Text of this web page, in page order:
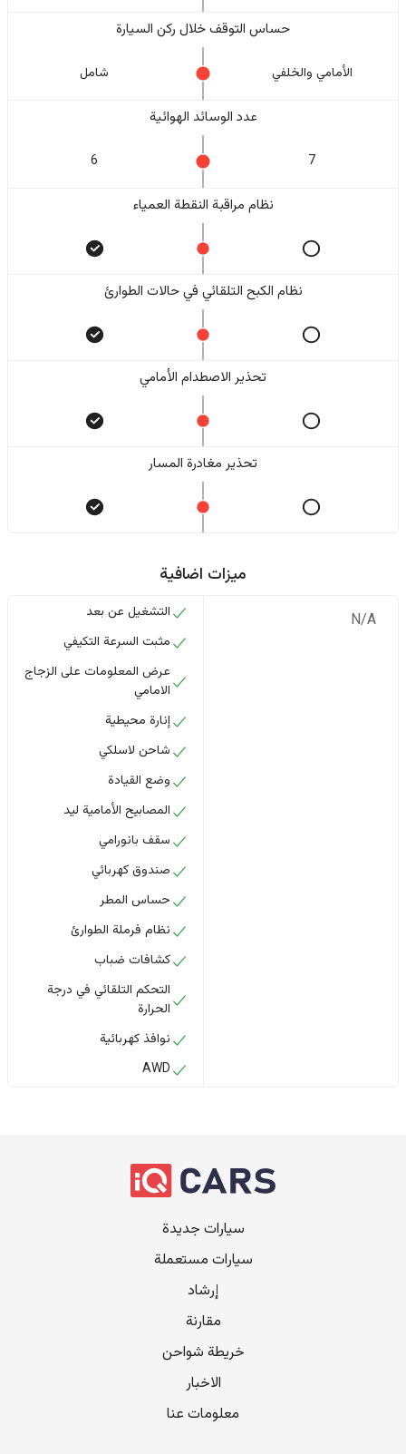
حساس التوقف خلال ركن السيارة
الأمامي والخلفي شامل
عدد الوسائد الهوائية
7
6
نظام مراقبة النقطة العمياء
نظام الكبح التلقائي في حالات الطوارئ
تحذير الاصطدام الأمامي
تحذير مغادرة المسار
ميزات اضافية
N/A
التشغيل عن بعد
مثبت السرعة التكيفي
عرض المعلومات على الزجاج
الامامي
إنارة محيطية
شاحن لاسلكي
وضع القيادة
المصابيح الأمامية ليد
سقف بانورامي
صندوق كهربائي
حساس المطر
نظام فرملة الطوارئ
كشافات ضباب
التحكم التلقائي في درجة
الحرارة
نوافذ كهربائية
AWD
سيارات جديدة
سيارات مستعملة
إرشاد
مقارنة
خريطة شواحن
الاخبار
معلومات عنا